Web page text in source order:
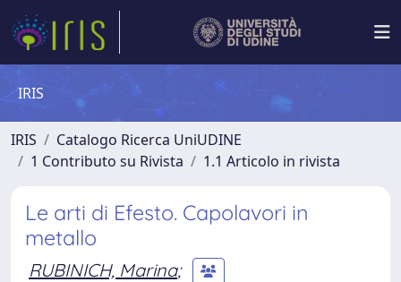
IRIS
IRIS
Catalogo Ricerca UniUDINE
1 Contributo su Rivista
1.1 Articolo in rivista
Le arti di Efesto. Capolavori in
metallo
RUBINICH, Marina;